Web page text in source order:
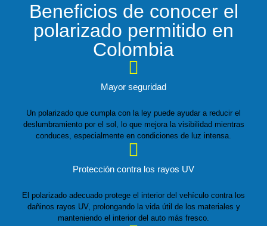
Beneficios de conocer el
polarizado permitido en
Colombia​
Mayor seguridad
Un polarizado que cumpla con la ley puede ayudar a reducir el
deslumbramiento por el sol, lo que mejora la visibilidad mientras
conduces, especialmente en condiciones de luz intensa.
Protección contra los rayos UV
El polarizado adecuado protege el interior del vehículo contra los
dañinos rayos UV, prolongando la vida útil de los materiales y
manteniendo el interior del auto más fresco.